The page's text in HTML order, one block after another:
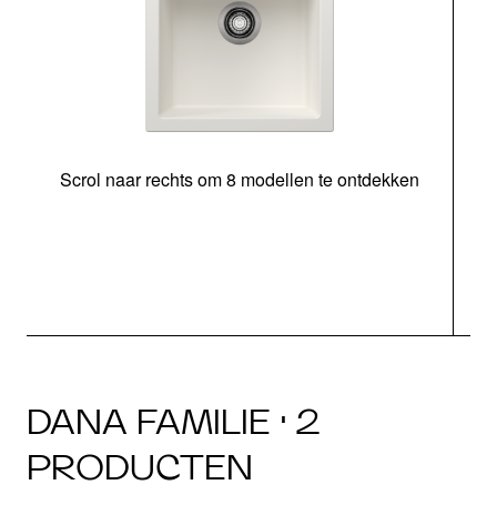
Scrol naar rechts om 8 modellen te ontdekken
DANA FAMILIE · 2
PRODUCTEN